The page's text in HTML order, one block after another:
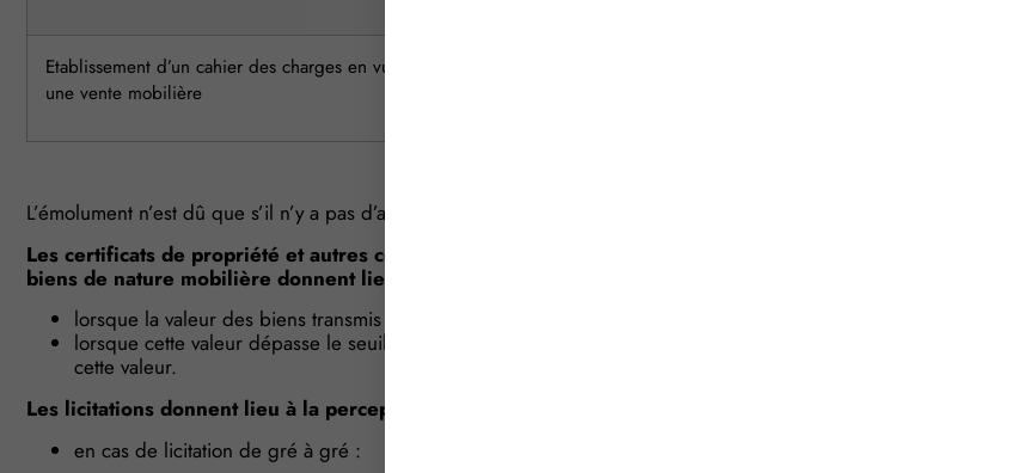
Etablissement d’un cahier des charges en vue d’une adjudication pour
une vente mobilière
L’émolument n’est dû que s’il n’y a pas d’adjudication.
Les certificats de propriété et autres certificats ou attestations constatant le transfert de propriété de
biens de nature mobilière donnent lieu à la perception :
lorsque la valeur des biens transmis est inférieure à 3 120 €, d’un émolument fixe de 15,38 € ;
lorsque cette valeur dépasse le seuil de 3 120 €, d’un émolument proportionnel égal à 0,493 % de
cette valeur.
Les licitations donnent lieu à la perception :
en cas de licitation de gré à gré :